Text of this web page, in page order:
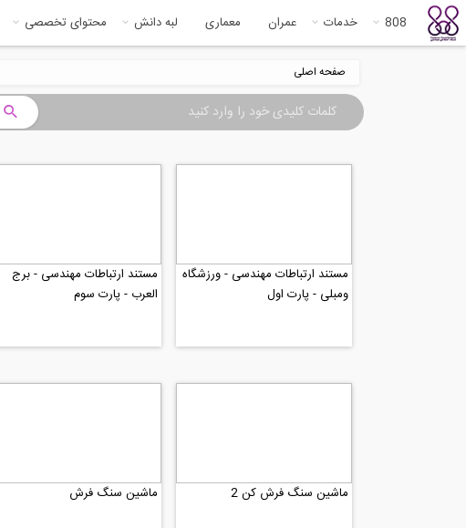
808 خدمات عمران معماری لبه دانش محتوای تخصصی
صفحه اصلی
مستند ارتباطات مهندسی - ورزشگاه
ومبلی - پارت اول
مستند ارتباطات مهندسی - برج
العرب - پارت سوم
ماشین سنگ فرش کن 2 ماشین سنگ فرش